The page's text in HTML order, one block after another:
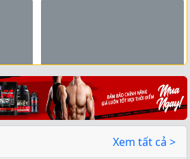
Xem tất cả →
Xem tất cả >